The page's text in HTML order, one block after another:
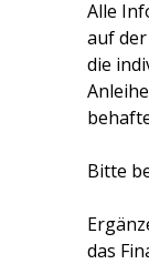
Alle
auf
die
Bitte
das